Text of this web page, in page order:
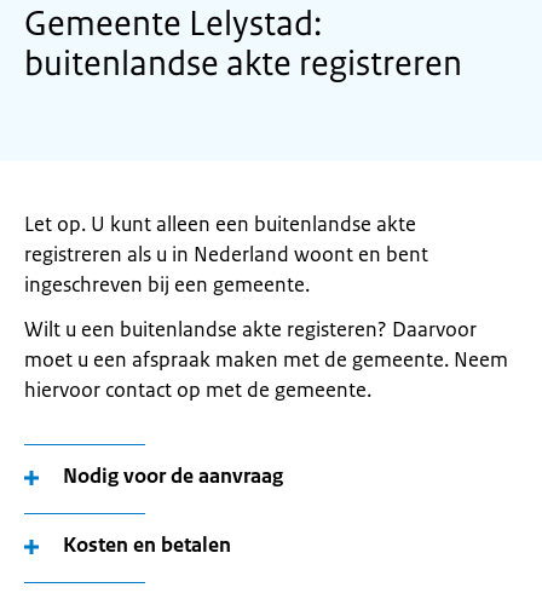
Gemeente Lelystad:
buitenlandse akte registreren
Let op. U kunt alleen een buitenlandse akte
registreren als u in Nederland woont en bent
ingeschreven bij een gemeente.
Wilt u een buitenlandse akte registeren? Daarvoor
moet u een afspraak maken met de gemeente. Neem
hiervoor contact op met de gemeente.
Nodig voor de aanvraag
Kosten en betalen